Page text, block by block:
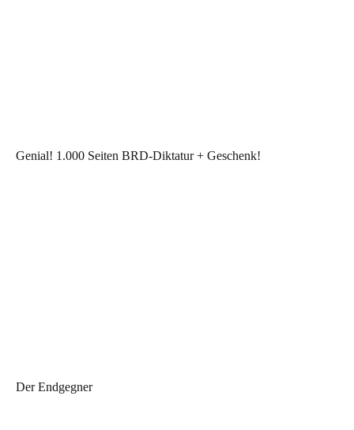
Genial! 1.000 Seiten BRD-Diktatur + Geschenk!
Der Endgegner